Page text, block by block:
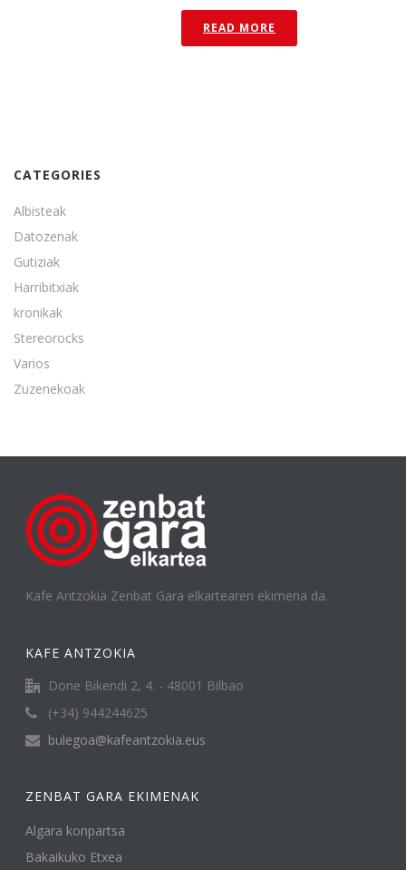
READ MORE
CATEGORIES
Albisteak
Datozenak
Gutiziak
Harribitxiak
kronikak
Stereorocks
Varios
Zuzenekoak
Kafe Antzokia Zenbat Gara elkartearen ekimena da.
KAFE ANTZOKIA
Done Bikendi 2, 4. - 48001 Bilbao
(+34) 944244625
bulegoa@kafeantzokia.eus
ZENBAT GARA EKIMENAK
Algara konpartsa
Bakaikuko Etxea